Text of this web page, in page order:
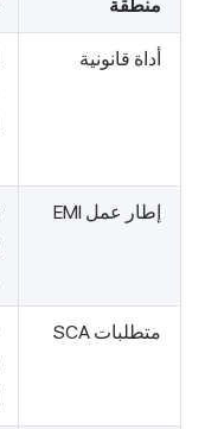
منطقة
أداة قانونية
إطار عمل EMI
متطلبات SCA